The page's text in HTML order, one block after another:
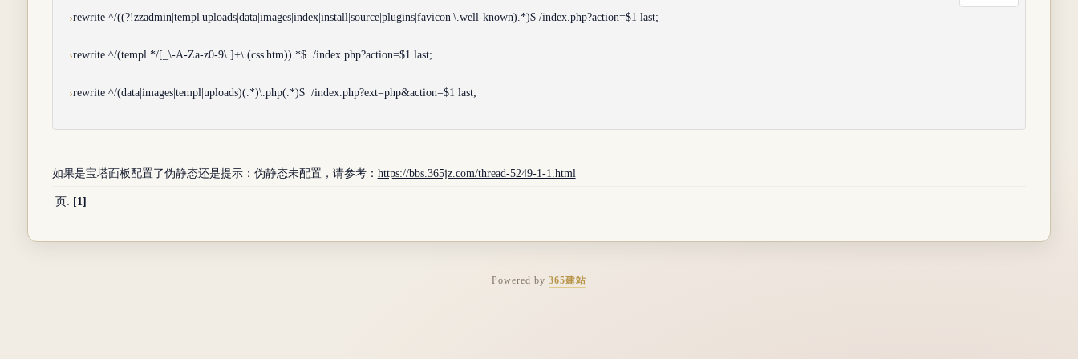
rewrite ^/((?!zzadmin|templ|uploads|data|images|index|install|source|plugins|favicon|\.well-known).*)$ /index.php?action=$1 last;
rewrite ^/(templ.*/[_\-A-Za-z0-9\.]+\.(css|htm)).*$ /index.php?action=$1 last;
rewrite ^/(data|images|templ|uploads)(.*)\.php(.*)$ /index.php?ext=php&action=$1 last;
如果是宝塔面板配置了伪静态还是提示：伪静态未配置，请参考： https://bbs.365jz.com/thread-5249-1-1.html
页: [1]
Powered by 365建站